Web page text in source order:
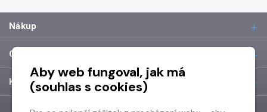
Nákup
O společnosti
Kontakt
Aby web fungoval, jak má
(souhlas s cookies)